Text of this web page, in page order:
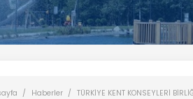
Haberler TÜRKİYE KENT KONSEYLERİ